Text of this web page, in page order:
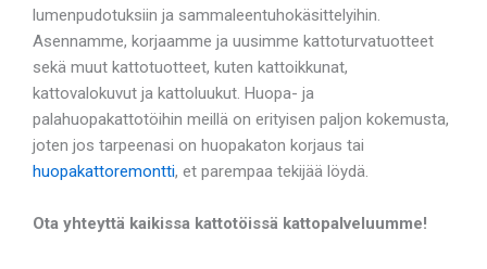
lumenpudotuksiin ja sammaleentuhokäsittelyihin.
Asennamme, korjaamme ja uusimme kattoturvatuotteet
sekä muut kattotuotteet, kuten kattoikkunat,
kattovalokuvut ja kattoluukut. Huopa- ja
palahuopakattotöihin meillä on erityisen paljon kokemusta,
joten jos tarpeenasi on huopakaton korjaus tai
huopakattoremontti, et parempaa tekijää löydä.
Ota yhteyttä kaikissa kattotöissä kattopalveluumme!